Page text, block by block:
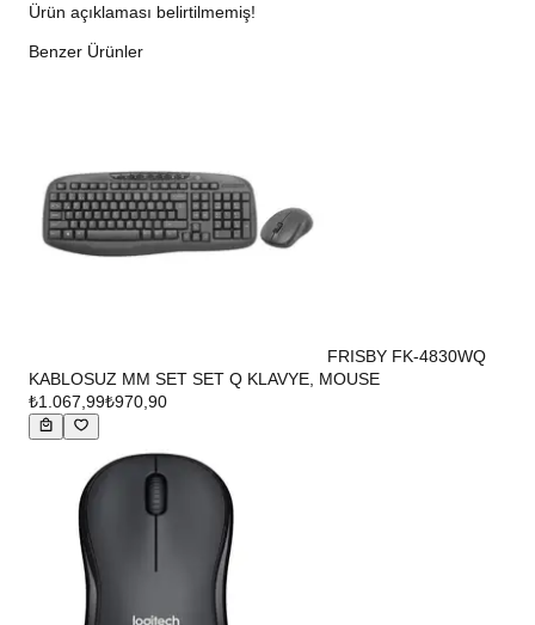
Ürün açıklaması belirtilmemiş!
Benzer Ürünler
FRISBY FK-4830WQ
KABLOSUZ MM SET SET Q KLAVYE, MOUSE
₺1.067,99₺970,90